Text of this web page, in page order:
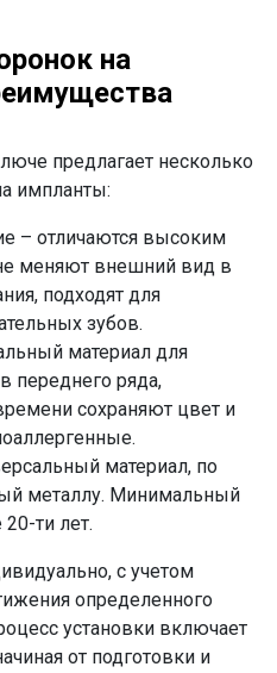
на
предлагает несколько
импланты:
– отличаются высоким
меняют внешний вид в
подходят для
зубов.
материал для
переднего ряда,
сохраняют цвет и
материал, по
металлу. Минимальный
ти лет.
с учетом
определенного
установки включает
от подготовки и